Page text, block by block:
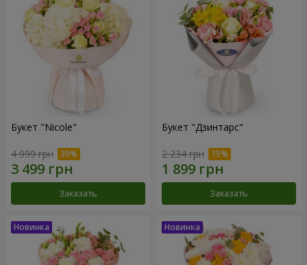
Букет "Nicole"
4 999 грн
Заказать
Букет "Дзинтарс"
2 234 грн
Заказать